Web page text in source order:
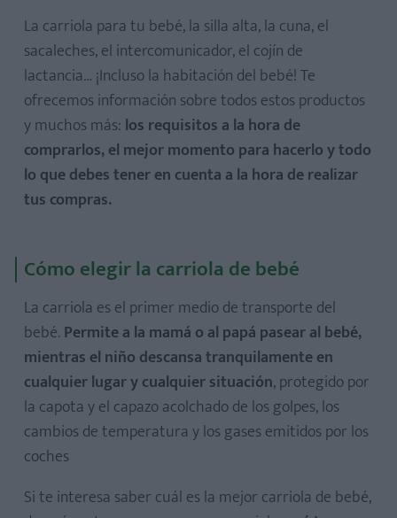
La carriola para tu bebé, la silla alta, la cuna, el
sacaleches, el intercomunicador, el cojín de
lactancia… ¡Incluso la habitación del bebé! Te
ofrecemos información sobre todos estos productos
y muchos más: los requisitos a la hora de
comprarlos, el mejor momento para hacerlo y todo
lo que debes tener en cuenta a la hora de realizar
tus compras.
Cómo elegir la carriola de bebé
La carriola es el primer medio de transporte del
bebé. Permite a la mamá o al papá pasear al bebé,
mientras el niño descansa tranquilamente en
cualquier lugar y cualquier situación, protegido por
la capota y el capazo acolchado de los golpes, los
cambios de temperatura y los gases emitidos por los
coches
Si te interesa saber cuál es la mejor carriola de bebé,